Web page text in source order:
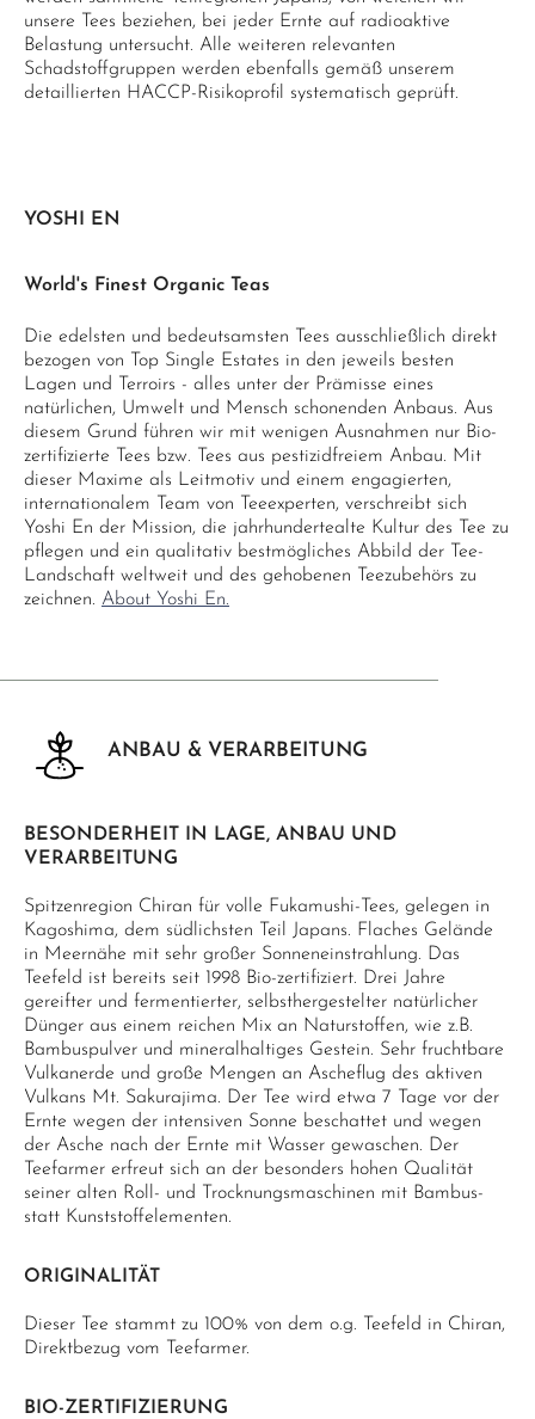
unsere Tees beziehen, bei jeder Ernte auf radioaktive
Belastung untersucht. Alle weiteren relevanten
Schadstoffgruppen werden ebenfalls gemäß unserem
detaillierten HACCP-Risikoprofil systematisch geprüft.
YOSHI EN
World's Finest Organic Teas
Die edelsten und bedeutsamsten Tees ausschließlich direkt
bezogen von Top Single Estates in den jeweils besten
Lagen und Terroirs - alles unter der Prämisse eines
natürlichen, Umwelt und Mensch schonenden Anbaus. Aus
diesem Grund führen wir mit wenigen Ausnahmen nur Bio-
zertifizierte Tees bzw. Tees aus pestizidfreiem Anbau. Mit
dieser Maxime als Leitmotiv und einem engagierten,
internationalem Team von Teeexperten, verschreibt sich
Yoshi En der Mission, die jahrhundertealte Kultur des Tee zu
pflegen und ein qualitativ bestmögliches Abbild der Tee-
Landschaft weltweit und des gehobenen Teezubehörs zu
zeichnen. About Yoshi En.
ANBAU & VERARBEITUNG
BESONDERHEIT IN LAGE, ANBAU UND
VERARBEITUNG
Spitzenregion Chiran für volle Fukamushi-Tees, gelegen in
Kagoshima, dem südlichsten Teil Japans. Flaches Gelände
in Meernähe mit sehr großer Sonneneinstrahlung. Das
Teefeld ist bereits seit 1998 Bio-zertifiziert. Drei Jahre
gereifter und fermentierter, selbsthergestelter natürlicher
Dünger aus einem reichen Mix an Naturstoffen, wie z.B.
Bambuspulver und mineralhaltiges Gestein. Sehr fruchtbare
Vulkanerde und große Mengen an Ascheflug des aktiven
Vulkans Mt. Sakurajima. Der Tee wird etwa 7 Tage vor der
Ernte wegen der intensiven Sonne beschattet und wegen
der Asche nach der Ernte mit Wasser gewaschen. Der
Teefarmer erfreut sich an der besonders hohen Qualität
seiner alten Roll- und Trocknungsmaschinen mit Bambus-
statt Kunststoffelementen.
ORIGINALITÄT
Dieser Tee stammt zu 100% von dem o.g. Teefeld in Chiran,
Direktbezug vom Teefarmer.
BIO-ZERTIFIZIERUNG